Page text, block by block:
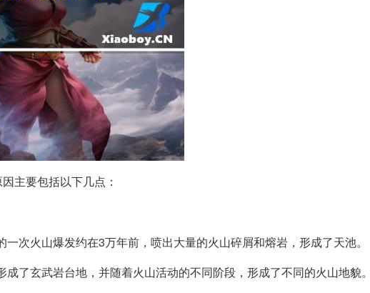
因主要包括以下几点：
次火山爆发约在3万年前，喷出大量的火山碎屑和熔岩，形成了天池。
了玄武岩台地，并随着火山活动的不同阶段，形成了不同的火山地貌